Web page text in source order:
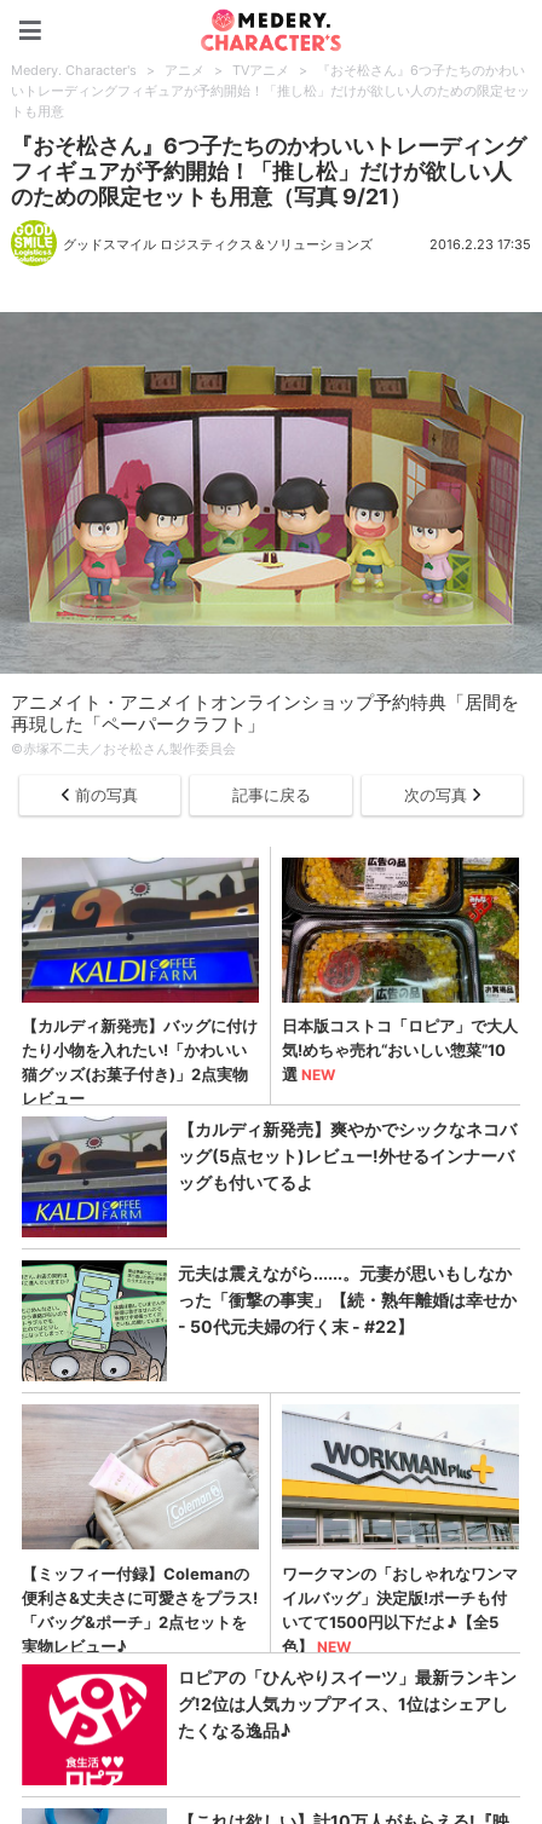
Medery. Character's > アニメ > TVアニメ >
『おそ松さん』6つ子たちのかわい
いトレーディングフィギュアが予約開始！「推し松」だけが欲しい人のための限定セッ
トも用意
『おそ松さん』6つ子たちのかわいいトレーディング
フィギュアが予約開始！「推し松」だけが欲しい人
のための限定セットも用意（写真 9/21）
グッドスマイル ロジスティクス＆ソリューションズ 2016.2.23 17:35
アニメイト・アニメイトオンラインショップ予約特典「居間を
再現した「ペーパークラフト」
©赤塚不二夫／おそ松さん製作委員会
前の写真 記事に戻る 次の写真